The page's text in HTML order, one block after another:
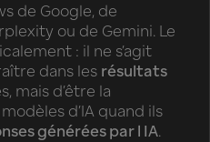
de Google, de
ou de Gemini. Le
: il ne s’agit
dans les résultats
mais d’être la
d’IA quand ils
générées par l IA.